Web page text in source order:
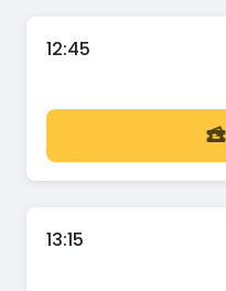
12:45
13:15